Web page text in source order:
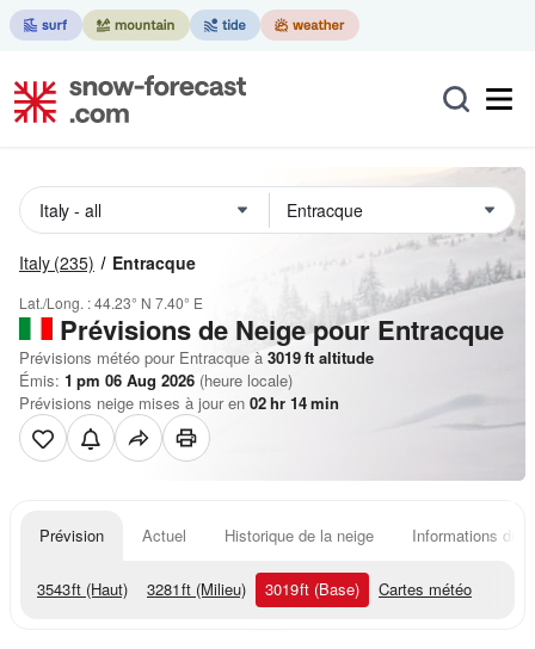
Italy (235) Entracque
Lat./Long. :44.23° N 7.40° E
Prévisions de Neigepour Entracque
Prévisions météo pour Entracque à 3019ft altitude
Émis: 1 pm 06 Aug 2026 (heure locale)
Prévisions neige mises à jour en 02hr 14min
Prévision Actuel Historique de la neige Informations du
3543ft (Haut) 3281ft (Milieu) 3019ft (Base) Cartes météo